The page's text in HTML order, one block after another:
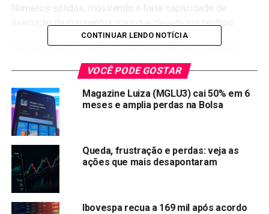
Números sólidos, mostrando a forte capacidade de
execução da companhia, mas que devem ser neutros.
Os analistas do Credit e da XP esperam que o Magalu
siga com o seu forte passo de aceleração.
O Credit projeta aumento das vendas nas mesmas lojas
físicas de 7,5%, enquanto o crescimento no e-commerce
deve ser de 52,5% no segmento 1P e números
consolidados de 250% no 3P (vale ressaltar que este será
o primeiro resultado completo em que constarão as
operações do Netshoes).
B2W (BTOW3
CONTINUAR LENDO NOTÍCIA
VOCÊ PODE GOSTAR
Magazine Luiza (MGLU3) cai 50% em 6
meses e amplia perdas na Bolsa
Queda, frustração e perdas: veja as
ações que mais desapontaram
Ibovespa recua a 169 mil após acordo